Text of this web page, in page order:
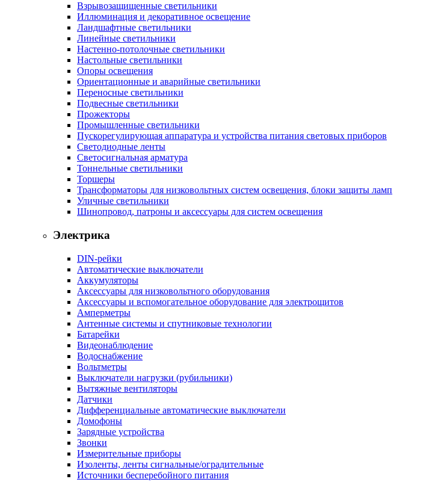
Взрывозащищенные светильники
Иллюминация и декоративное освещение
Ландшафтные светильники
Линейные светильники
Настенно-потолочные светильники
Настольные светильники
Опоры освещения
Ориентационные и аварийные светильники
Переносные светильники
Подвесные светильники
Прожекторы
Промышленные светильники
Пускорегулирующая аппаратура и устройства питания световых приборов
Светодиодные ленты
Светосигнальная арматура
Тоннельные светильники
Торшеры
Трансформаторы для низковольтных систем освещения, блоки защиты ламп
Уличные светильники
Шинопровод, патроны и аксессуары для систем освещения
Электрика
DIN-рейки
Автоматические выключатели
Аккумуляторы
Аксессуары для низковольтного оборудования
Аксессуары и вспомогательное оборудование для электрощитов
Амперметры
Антенные системы и спутниковые технологии
Батарейки
Видеонаблюдение
Водоснабжение
Вольтметры
Выключатели нагрузки (рубильники)
Вытяжные вентиляторы
Датчики
Дифференциальные автоматические выключатели
Домофоны
Зарядные устройства
Звонки
Измерительные приборы
Изоленты, ленты сигнальные/оградительные
Источники бесперебойного питания